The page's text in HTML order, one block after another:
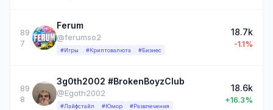
89
7
Ferum
@ferumso2
#Игры #Криптовалюта #Бизнес
18.7k
-1.1%
89
8
3g0th2002 #BrokenBoyzClub
@Egoth2002
#Лайфстайл #Юмор #Развлечения
18.6k
+16.3%